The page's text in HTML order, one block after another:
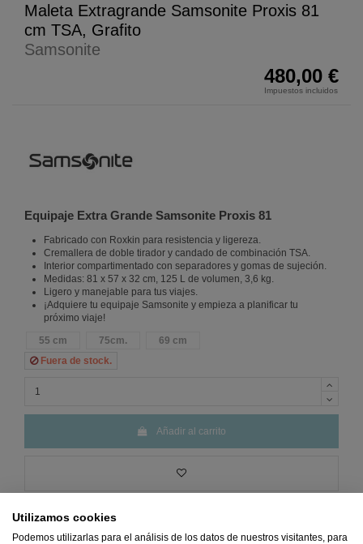
Maleta Extragrande Samsonite Proxis 81
cm TSA, Grafito
Samsonite
480,00 €
Impuestos incluidos
Equipaje Extra Grande Samsonite Proxis 81
Fabricado con Roxkin para resistencia y ligereza.
Cremallera de doble tirador y candado de combinación TSA.
Interior compartimentado con separadores y gomas de sujeción.
Medidas: 81 x 57 x 32 cm, 125 L de volumen, 3,6 kg.
Ligero y manejable para tus viajes.
¡Adquiere tu equipaje Samsonite y empieza a planificar tu
próximo viaje!
55 cm 75cm.
69 cm
Fuera de stock.
Añadir al carrito
Utilizamos cookies
Podemos utilizarlas para el análisis de los datos de nuestros visitantes, para